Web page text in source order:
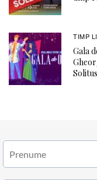
TIMP
Gala
Solitus